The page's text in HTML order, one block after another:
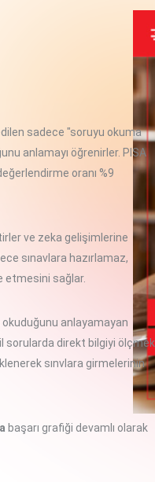
sadece "soruyu okuma
anlamayı öğrenirler. PISA
oranı %9
ve zeka gelişimlerine
sınavlara hazırlamaz,
etmesini sağlar.
okuduğunu anlayamayan
sorularda direkt bilgiyi ölçmek
sınvlara girmelerinin
başarı grafiği devamlı olarak